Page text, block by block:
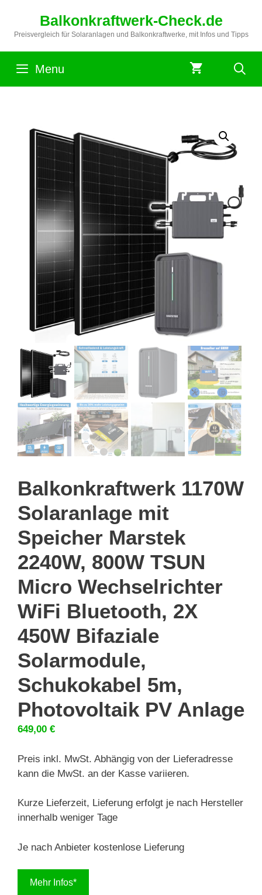
springen
Balkonkraftwerk-Check.de
Preisvergleich für Solaranlagen und Balkonkraftwerke, mit Infos und Tipps
Menu
Balkonkraftwerk 1170W
Solaranlage mit
Speicher Marstek
2240W, 800W TSUN
Micro Wechselrichter
WiFi Bluetooth, 2X
450W Bifaziale
Solarmodule,
Schukokabel 5m,
Photovoltaik PV Anlage
649,00 €
Preis inkl. MwSt. Abhängig von der Lieferadresse
kann die MwSt. an der Kasse variieren.
Kurze Lieferzeit, Lieferung erfolgt je nach Hersteller
innerhalb weniger Tage
Je nach Anbieter kostenlose Lieferung
Mehr Infos*